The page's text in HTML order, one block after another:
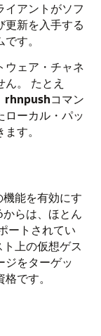
イアントがソフ
更新を入手する
す。
ウェア・チャネ
。
たとえ
rhnpushコマン
ローカル・パッ
す。
能を有効にす
らは、ほとん
ートされてい
上の仮想ゲス
ジをターゲッ
です。